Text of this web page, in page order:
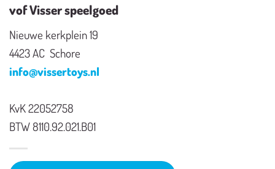
vof Visser speelgoed
Nieuwe kerkplein 19
4423 AC Schore
info@vissertoys.nl
KvK 22052758
BTW 8110.92.021.B01